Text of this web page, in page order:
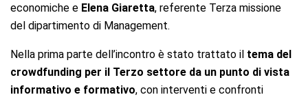
economiche e Elena Giaretta, referente Terza missione
del dipartimento di Management.
Nella prima parte dell’incontro è stato trattato il tema del
crowdfunding per il Terzo settore da un punto di vista
informativo e formativo, con interventi e confronti